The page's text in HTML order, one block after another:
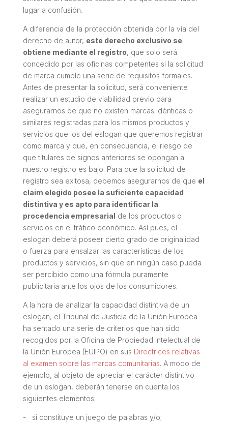
lugar a confusión.
A diferencia de la protección obtenida por la vía del
derecho de autor, este derecho exclusivo se
obtiene mediante el registro, que solo será
concedido por las oficinas competentes si la solicitud
de marca cumple una serie de requisitos formales.
Antes de presentar la solicitud, será conveniente
realizar un estudio de viabilidad previo para
asegurarnos de que no existen marcas idénticas o
similares registradas para los mismos productos y
servicios que los del eslogan que queremos registrar
como marca y que, en consecuencia, el riesgo de
que titulares de signos anteriores se opongan a
nuestro registro es bajo. Para que la solicitud de
registro sea exitosa, debemos asegurarnos de que el
claim elegido posee la suficiente capacidad
distintiva y es apto para identificar la
procedencia empresarial de los productos o
servicios en el tráfico económico. Así pues, el
eslogan deberá poseer cierto grado de originalidad
o fuerza para ensalzar las características de los
productos y servicios, sin que en ningún caso pueda
ser percibido como una fórmula puramente
publicitaria ante los ojos de los consumidores.
A la hora de analizar la capacidad distintiva de un
eslogan, el Tribunal de Justicia de la Unión Europea
ha sentado una serie de criterios que han sido
recogidos por la Oficina de Propiedad Intelectual de
la Unión Europea (EUIPO) en sus Directrices relativas
al examen sobre las marcas comunitarias. A modo de
ejemplo, al objeto de apreciar el carácter distintivo
de un eslogan, deberán tenerse en cuenta los
siguientes elementos:
- si constituye un juego de palabras y/o;